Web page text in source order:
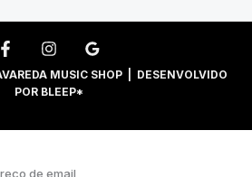
MUSIC SHOP | DESENVOLVIDO
POR BLEEP*
de email